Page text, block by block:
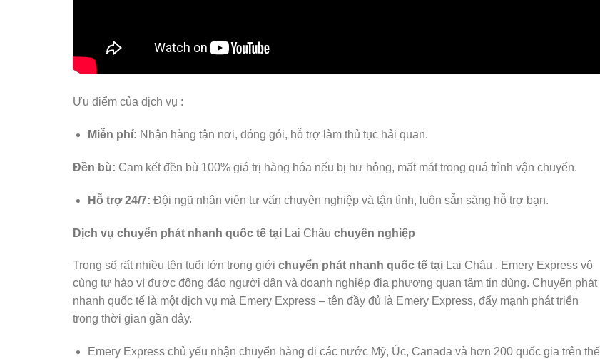
Ưu điểm của dịch vụ :
Miễn phí: Nhận hàng tận nơi, đóng gói, hỗ trợ làm thủ tục hải quan.
Đền bù: Cam kết đền bù 100% giá trị hàng hóa nếu bị hư hỏng, mất mát trong quá trình vận chuyển.
Hỗ trợ 24/7: Đội ngũ nhân viên tư vấn chuyên nghiệp và tận tình, luôn sẵn sàng hỗ trợ bạn.
Dịch vụ chuyển phát nhanh quốc tế tại Lai Châu chuyên nghiệp
Trong số rất nhiều tên tuổi lớn trong giới chuyển phát nhanh quốc tế tại Lai Châu , Emery Express vô
cùng tự hào vì được đông đảo người dân và doanh nghiệp địa phương quan tâm tin dùng. Chuyển phát
nhanh quốc tế là một dịch vụ mà Emery Express – tên đầy đủ là Emery Express, đẩy mạnh phát triển
trong thời gian gần đây.
Emery Express chủ yếu nhận chuyển hàng đi các nước Mỹ, Úc, Canada và hơn 200 quốc gia trên thế